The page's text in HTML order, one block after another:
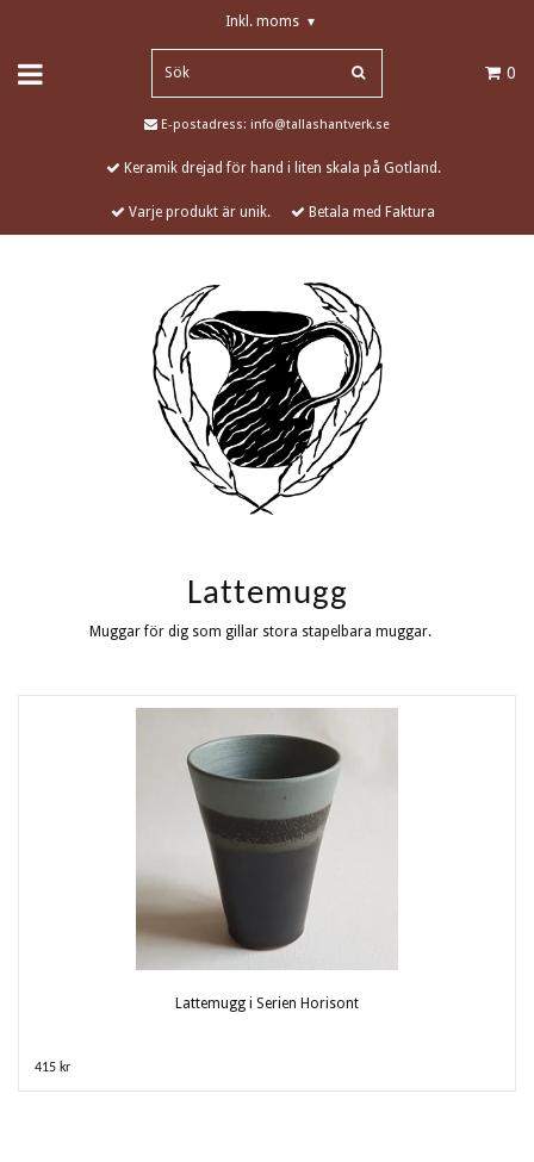
Inkl. moms ▾
0
E-postadress: info@tallashantverk.se
Keramik drejad för hand i liten skala på Gotland.
Varje produkt är unik. Betala med Faktura
Lattemugg
Muggar för dig som gillar stora stapelbara muggar.
Lattemugg i Serien Horisont
415 kr